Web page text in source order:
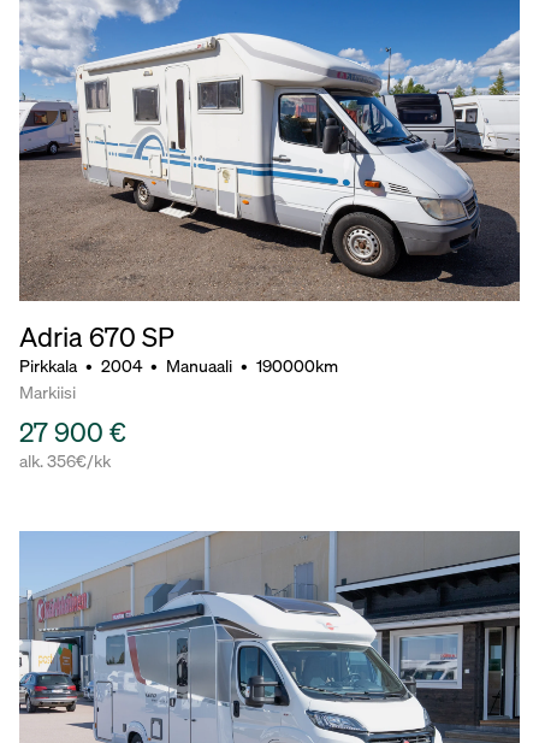
Adria 670 SP
Pirkkala • 2004 • Manuaali • 190000km
Markiisi
27 900 €
alk. 356€/kk